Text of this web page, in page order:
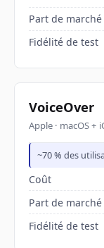
Part de marché
Fidélité de test
VoiceOver
Apple · macOS +
~70 % des
Coût
Part de marché
Fidélité de test